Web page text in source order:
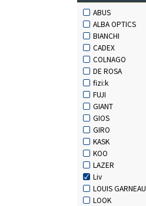
ABUS
ALBA OPTICS
BIANCHI
CADEX
COLNAGO
DE ROSA
fizi:k
FUJI
GIANT
GIOS
GIRO
KASK
KOO
LAZER
Liv
LOUIS GARNEAU
LOOK